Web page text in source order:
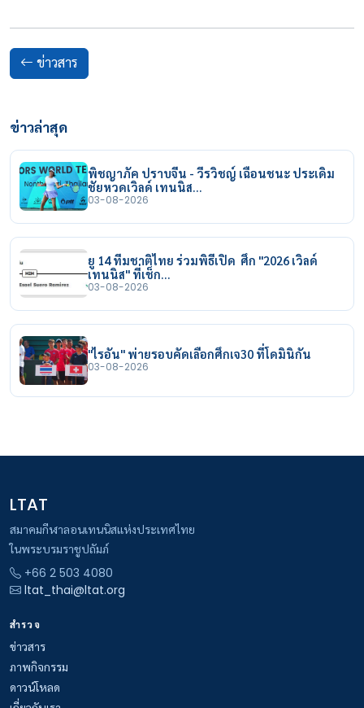
ข่าวสาร
ข่าวล่าสุด
พิชญาภัค ปราบจีน - วีรวิชญ์ เฉือนชนะ ประเดิม
ชัยหวดเวิลด์ เทนนิส…
03-08-2026
ยู 14 ทีมชาติไทย ร่วมพิธีเปิด ศึก "2026 เวิลด์
เทนนิส" ที่เช็ก…
03-08-2026
"ไรอัน" พ่ายรอบคัดเลือกศึกเจ30 ที่โดมินิกัน
03-08-2026
LTAT
สมาคมกีฬาลอนเทนนิสแห่งประเทศไทย
ในพระบรมราชูปถัมภ์
+66 2 503 4080
ltat_thai@ltat.org
สำรวจ
ข่าวสาร
ภาพกิจกรรม
ดาวน์โหลด